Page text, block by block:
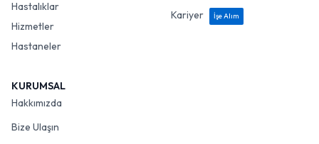
Hastalıklar
Hizmetler
Hastaneler
Kariyer
İşe Alım
KURUMSAL
Hakkımızda
Bize Ulaşın